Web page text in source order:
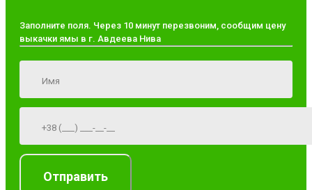
Заполните поля. Через 10 минут перезвоним, сообщим цену
выкачки ямы в г. Авдеева Нива